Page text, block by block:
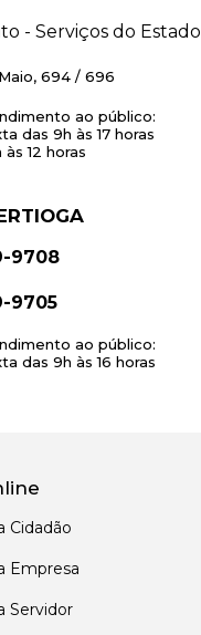
- Serviços do Estado
694 / 696
ao público:
das 9h às 17 horas
12 horas
9708
9705
ao público:
das 9h às 16 horas
Cidadão
Empresa
Servidor